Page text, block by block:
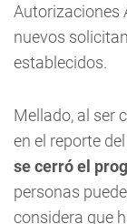
Autorizaciones
nuevos
establecidos.
Mellado, al ser
en el reporte
se cerró el
personas
considera que